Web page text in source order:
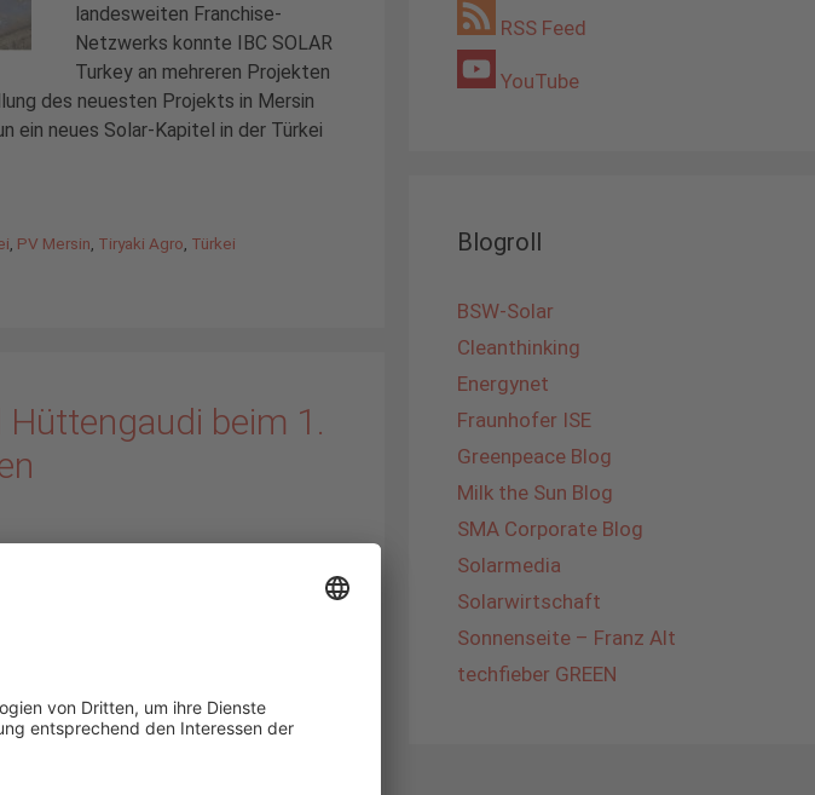
landesweiten Franchise-
Netzwerks konnte IBC SOLAR
Turkey an mehreren Projekten
des neuesten Projekts in Mersin
ein neues Solar-Kapitel in der Türkei
PV Mersin Tiryaki Agro Türkei
beim 1.
Welches Know-how bieten wir
unterschiedlichen Märkte
RSS Feed
YouTube
Blogroll
BSW-Solar
Cleanthinking
Energynet
Fraunhofer ISE
Greenpeace Blog
Milk the Sun Blog
SMA Corporate Blog
Solarmedia
Solarwirtschaft
Sonnenseite – Franz Alt
techfieber GREEN